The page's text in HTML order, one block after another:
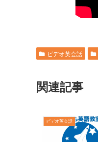
ビデオ英会話
関連記事
ビデオ英会話